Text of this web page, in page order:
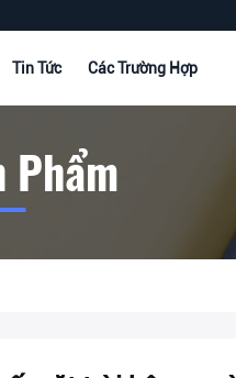
Tin Tức Các Trường Hợp
Phẩm